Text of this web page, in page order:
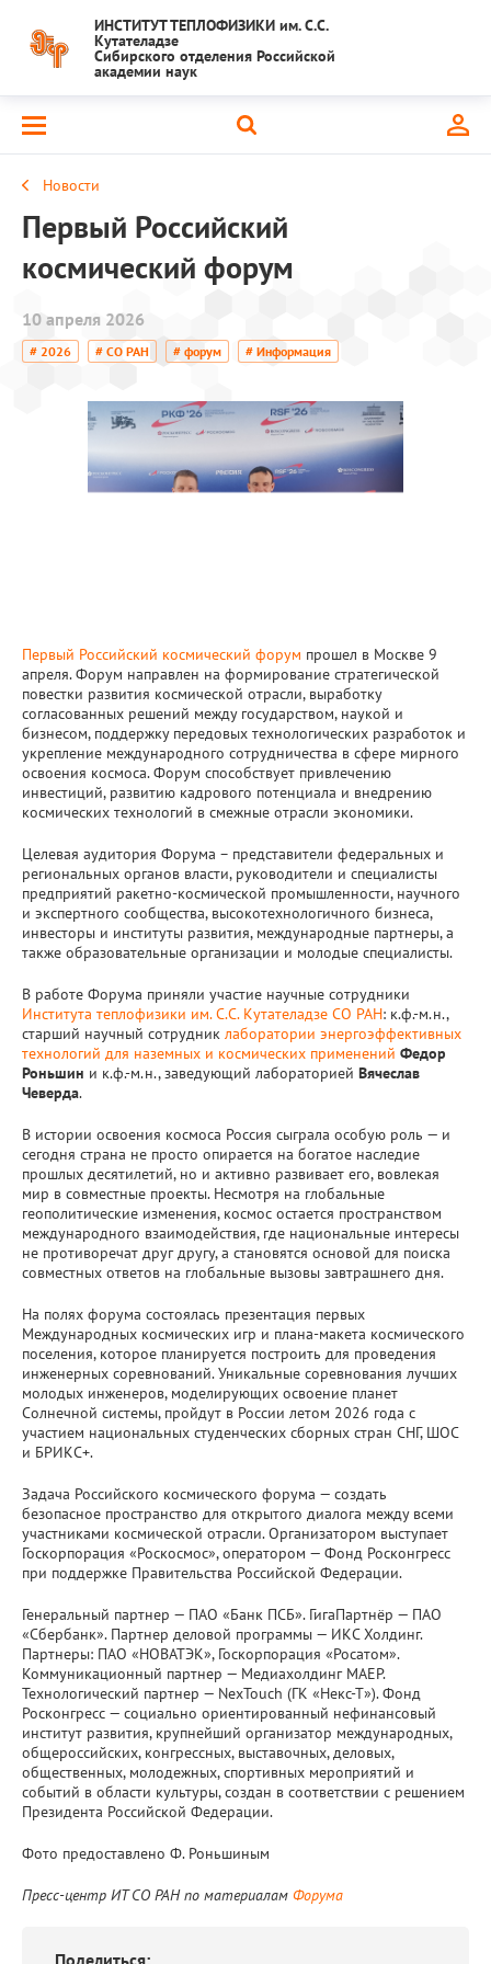
ИНСТИТУТ ТЕПЛОФИЗИКИ им. С.С.
Кутателадзе
Сибирского отделения Российской
академии наук
Новости
Первый Российский
космический форум
10 апреля 2026
# 2026 # СО РАН # форум # Информация
Первый Российский космический форум прошел в Москве 9
апреля. Форум направлен на формирование стратегической
повестки развития космической отрасли, выработку
согласованных решений между государством, наукой и
бизнесом, поддержку передовых технологических разработок и
укрепление международного сотрудничества в сфере мирного
освоения космоса. Форум способствует привлечению
инвестиций, развитию кадрового потенциала и внедрению
космических технологий в смежные отрасли экономики.
Целевая аудитория Форума – представители федеральных и
региональных органов власти, руководители и специалисты
предприятий ракетно-космической промышленности, научного
и экспертного сообщества, высокотехнологичного бизнеса,
инвесторы и институты развития, международные партнеры, а
также образовательные организации и молодые специалисты.
В работе Форума приняли участие научные сотрудники
Института теплофизики им. С.С. Кутателадзе СО РАН: к.ф.-м.н.,
старший научный сотрудник лаборатории энергоэффективных
технологий для наземных и космических применений Федор
Роньшин и к.ф.-м.н., заведующий лабораторией Вячеслав
Чеверда.
В истории освоения космоса Россия сыграла особую роль — и
сегодня страна не просто опирается на богатое наследие
прошлых десятилетий, но и активно развивает его, вовлекая
мир в совместные проекты. Несмотря на глобальные
геополитические изменения, космос остается пространством
международного взаимодействия, где национальные интересы
не противоречат друг другу, а становятся основой для поиска
совместных ответов на глобальные вызовы завтрашнего дня.
На полях форума состоялась презентация первых
Международных космических игр и плана-макета космического
поселения, которое планируется построить для проведения
инженерных соревнований. Уникальные соревнования лучших
молодых инженеров, моделирующих освоение планет
Солнечной системы, пройдут в России летом 2026 года с
участием национальных студенческих сборных стран СНГ, ШОС
и БРИКС+.
Задача Российского космического форума — создать
безопасное пространство для открытого диалога между всеми
участниками космической отрасли. Организатором выступает
Госкорпорация «Роскосмос», оператором — Фонд Росконгресс
при поддержке Правительства Российской Федерации.
Генеральный партнер — ПАО «Банк ПСБ». ГигаПартнёр — ПАО
«Сбербанк». Партнер деловой программы — ИКС Холдинг.
Партнеры: ПАО «НОВАТЭК», Госкорпорация «Росатом».
Коммуникационный партнер — Медиахолдинг MAEР.
Технологический партнер — NexTouch (ГК «Некс-Т»). Фонд
Росконгресс — социально ориентированный нефинансовый
институт развития, крупнейший организатор международных,
общероссийских, конгрессных, выставочных, деловых,
общественных, молодежных, спортивных мероприятий и
событий в области культуры, создан в соответствии с решением
Президента Российской Федерации.
Фото предоставлено Ф. Роньшиным
Пресс-центр ИТ СО РАН по материалам Форума
Поделиться: